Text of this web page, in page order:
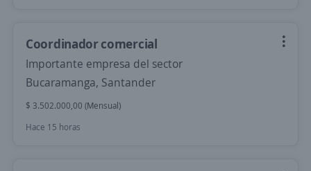
Coordinador comercial
Importante empresa del sector
Bucaramanga, Santander
$ 3.502.000,00 (Mensual)
Hace 15 horas